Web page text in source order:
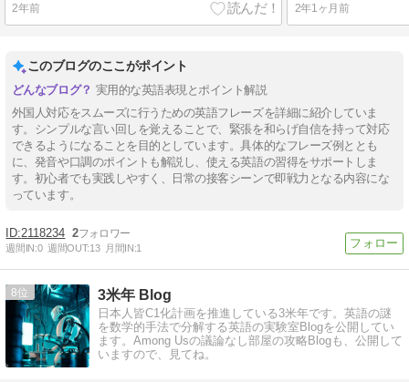
2年前 2年1ヶ月前
このブログのここがポイント
実用的な英語表現とポイント解説
外国人対応をスムーズに行うための英語フレーズを詳細に紹介していま
す。シンプルな言い回しを覚えることで、緊張を和らげ自信を持って対応
できるようになることを目的としています。具体的なフレーズ例ととも
に、発音や口調のポイントも解説し、使える英語の習得をサポートしま
す。初心者でも実践しやすく、日常の接客シーンで即戦力となる内容にな
っています。
2118234 2
週間IN:0 週間OUT:13 月間IN:1
8 3米年 Blog
日本人皆C1化計画を推進している3米年です。英語の謎
を数学的手法で分解する英語の実験室Blogを公開してい
ます。Among Usの議論なし部屋の攻略Blogも、公開して
いますので、見てね。